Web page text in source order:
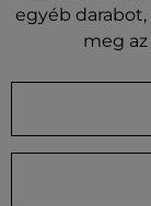
egyéb
meg